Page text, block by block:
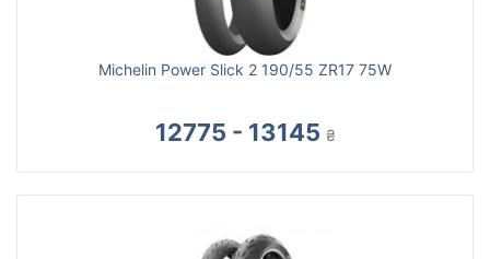
Michelin Power Slick 2 190/55 ZR17 75W
12775 - 13145 ₴